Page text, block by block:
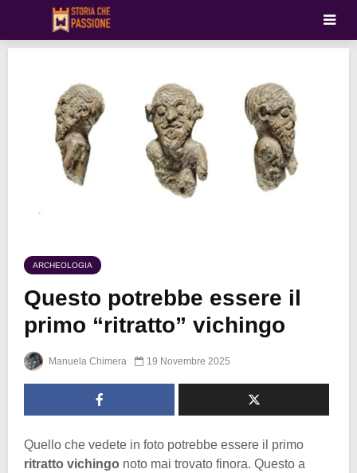
ARCHEOLOGIA
Questo potrebbe essere il
primo “ritratto” vichingo
Manuela Chimera 19 Novembre 2025
Quello che vedete in foto potrebbe essere il primo
ritratto vichingo noto mai trovato finora. Questo a